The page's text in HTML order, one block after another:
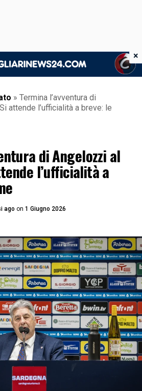
» Termina l’avventura di
attende l’ufficialità a breve: le
di Angelozzi al
l’ufficialità a
ago on 1 Giugno 2026
×